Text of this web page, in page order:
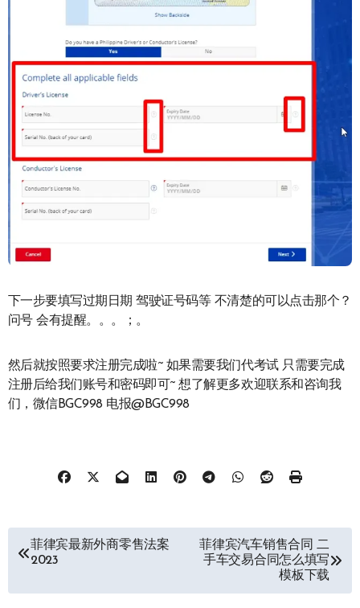
下一步要填写过期日期 驾驶证号码等 不清楚的可以点击那个？
问号 会有提醒。。。；。
然后就按照要求注册完成啦~ 如果需要我们代考试 只需要完成
注册后给我们账号和密码即可~ 想了解更多欢迎联系和咨询我
们，微信BGC998 电报@BGC998
导
菲律宾最新外商零售法案
2023
菲律宾汽车销售合同 二
手车交易合同怎么填写
模板下载